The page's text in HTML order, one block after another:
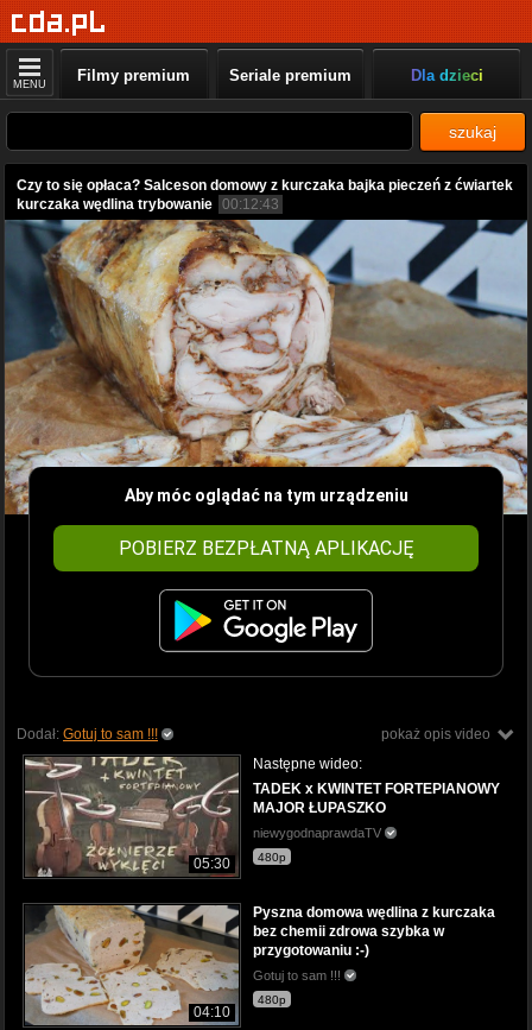
MENU Filmy premium Seriale premium Dla dzieci
szukaj
Czy to się opłaca? Salceson domowy z kurczaka bajka pieczeń z ćwiartek
kurczaka wędlina trybowanie 00:12:43
Aby móc oglądać na tym urządzeniu
POBIERZ BEZPŁATNĄ APLIKACJĘ
pokaż opis video
Dodał: Gotuj to sam !!!
05:30
Następne wideo:
TADEK x KWINTET FORTEPIANOWY
MAJOR ŁUPASZKO
niewygodnaprawdaTV
480p
04:10
Pyszna domowa wędlina z kurczaka
bez chemii zdrowa szybka w
przygotowaniu :-)
Gotuj to sam !!!
480p